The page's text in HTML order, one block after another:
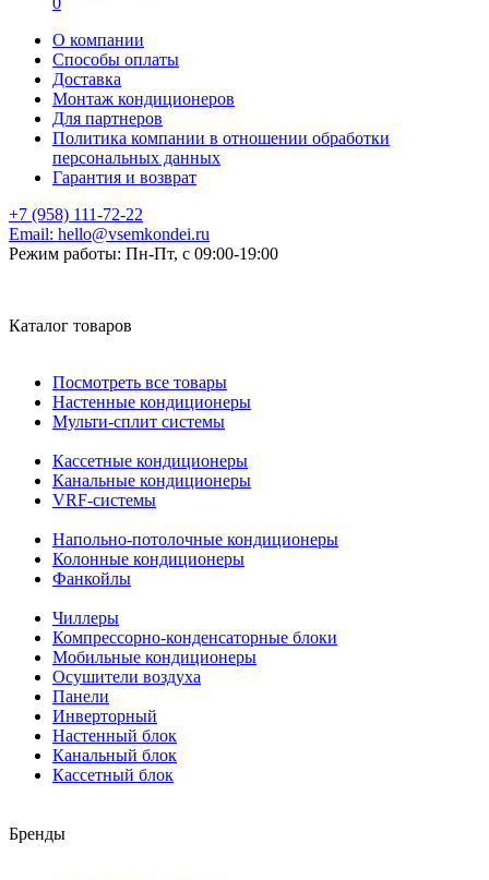
О компании
Способы оплаты
Доставка
Монтаж кондиционеров
Для партнеров
Политика компании в отношении обработки
персональных данных
Гарантия и возврат
+7 (958) 111-72-22
Email: hello@vsemkondei.ru
Режим работы: Пн-Пт, с 09:00-19:00
Каталог товаров
Посмотреть все товары
Настенные кондиционеры
Мульти-сплит системы
Кассетные кондиционеры
Канальные кондиционеры
VRF-системы
Напольно-потолочные кондиционеры
Колонные кондиционеры
Фанкойлы
Чиллеры
Компрессорно-конденсаторные блоки
Мобильные кондиционеры
Осушители воздуха
Панели
Инверторный
Настенный блок
Канальный блок
Кассетный блок
Бренды